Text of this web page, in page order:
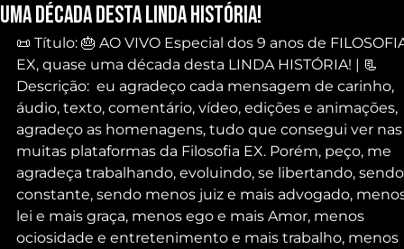
uma década desta LINDA HISTÓRIA!
📜 Título: 🎂 AO VIVO Especial dos 9 anos de
EX, quase uma década desta LINDA HISTÓRIA! | 📃
Descrição:  eu agradeço cada mensagem de carinho,
áudio, texto, comentário, vídeo, edições e animações,
agradeço as homenagens, tudo que consegui ver
muitas plataformas da Filosofia EX. Porém, peço, me
agradeça trabalhando, evoluindo, se libertando,
constante, sendo menos juiz e mais advogado,
lei e mais graça, menos ego e mais Amor, menos
ociosidade e entretenimento e mais trabalho, menos